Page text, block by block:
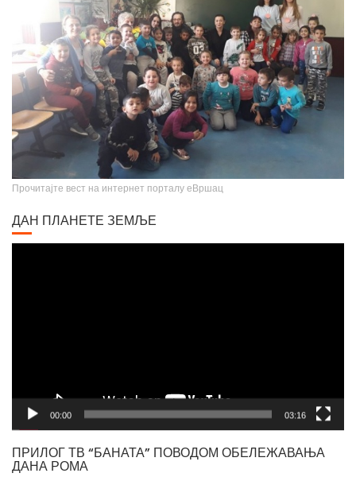
Прочитајте вест на интернет порталу еВршац
ДАН ПЛАНЕТЕ ЗЕМЉЕ
00:00 03:16
ПРИЛОГ ТВ “БАНАТА” ПОВОДОМ ОБЕЛЕЖАВАЊА
ДАНА РОМА